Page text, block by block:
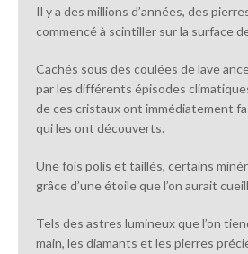
Il y a des millions d’années, des
commencé à scintiller sur la surface
Cachés sous des coulées de lave
par les différents épisodes
de ces cristaux ont immédiatement
qui les ont découverts.
Une fois polis et taillés, certains
grâce d’une étoile que l’on aurait
Tels des astres lumineux que l’on
main, les diamants et les pierres